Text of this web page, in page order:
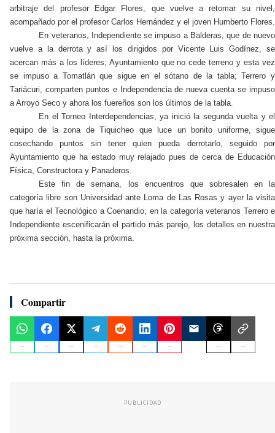
arbitraje del profesor Edgar Flores, que vuelve a retomar su nivel,
acompañado por el profesor Carlos Hernández y el joven Humberto Flores.
En veteranos, Independiente se impuso a Balderas, que de nuevo
vuelve a la derrota y así los dirigidos por Vicente Luis Godínez, se
acercan más a los líderes; Ayuntamiento que no cede terreno y esta vez
se impuso a Tomatlán que sigue en el sótano de la tabla; Terrero y
Tariácuri, comparten puntos e Independencia de nueva cuenta se impuso
a Arroyo Seco y ahora los fuereños son los últimos de la tabla.
En el Torneo Interdependencias, ya inició la segunda vuelta y el
equipo de la zona de Tiquicheo que luce un bonito uniforme, sigue
cosechando puntos sin tener quien pueda derrotarlo, seguido por
Ayuntamiento que ha estado muy relajado pues de cerca de Educación
Física, Constructora y Panaderos.
Este fin de semana, los encuentros que sobresalen en la
categoría libre son Universidad ante Loma de Las Rosas y ayer la visita
que haría el Tecnológico a Coenandio; en la categoría veteranos Terrero e
Independiente escenificarán el partido más parejo, los detalles en nuestra
próxima sección, hasta la próxima.
Compartir
PUBLICIDAD